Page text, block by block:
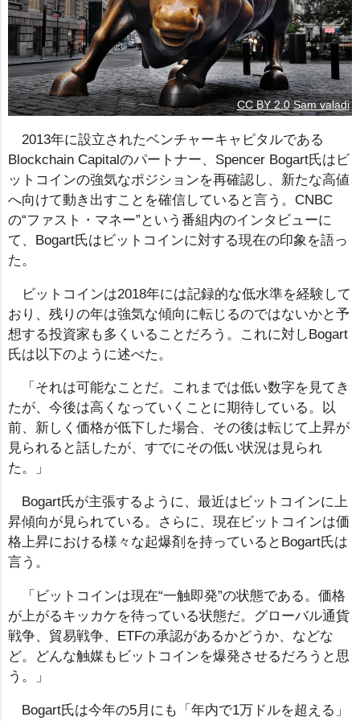
CC BY 2.0 Sam valadi
2013年に設立されたベンチャーキャピタルである
Blockchain Capitalのパートナー、Spencer Bogart氏はビ
ットコインの強気なポジションを再確認し、新たな高値
へ向けて動き出すことを確信していると言う。CNBC
の“ファスト・マネー”という番組内のインタビューに
て、Bogart氏はビットコインに対する現在の印象を語っ
た。
ビットコインは2018年には記録的な低水準を経験して
おり、残りの年は強気な傾向に転じるのではないかと予
想する投資家も多くいることだろう。これに対しBogart
氏は以下のように述べた。
「それは可能なことだ。これまでは低い数字を見てき
たが、今後は高くなっていくことに期待している。以
前、新しく価格が低下した場合、その後は転じて上昇が
見られると話したが、すでにその低い状況は見られ
た。」
Bogart氏が主張するように、最近はビットコインに上
昇傾向が見られている。さらに、現在ビットコインは価
格上昇における様々な起爆剤を持っているとBogart氏は
言う。
「ビットコインは現在“一触即発”の状態である。価格
が上がるキッカケを待っている状態だ。グローバル通貨
戦争、貿易戦争、ETFの承認があるかどうか、などな
ど。どんな触媒もビットコインを爆発させるだろうと思
う。」
Bogart氏は今年の5月にも「年内で1万ドルを超える」